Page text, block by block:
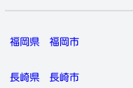
福岡県 福岡市
長崎県 長崎市